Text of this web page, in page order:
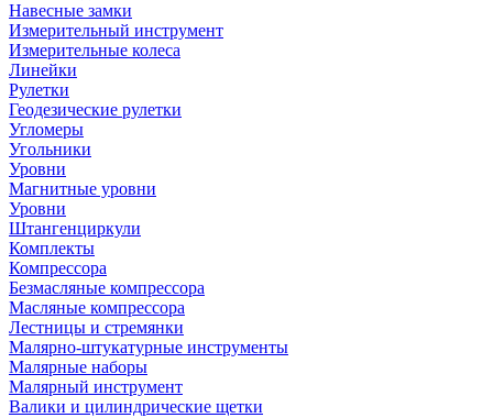
Навесные замки
Измерительный инструмент
Измерительные колеса
Линейки
Рулетки
Геодезические рулетки
Угломеры
Угольники
Уровни
Магнитные уровни
Уровни
Штангенциркули
Комплекты
Компрессора
Безмасляные компрессора
Масляные компрессора
Лестницы и стремянки
Малярно-штукатурные инструменты
Малярные наборы
Малярный инструмент
Валики и цилиндрические щетки